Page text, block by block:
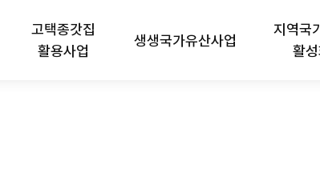
고택종갓집
활용사업
생생국가유산사업
지역국
활